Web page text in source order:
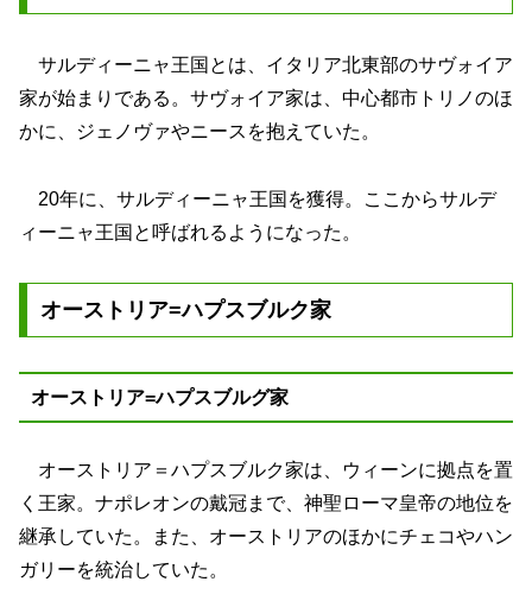
サルディーニャ王国とは、イタリア北東部のサヴォイア
家が始まりである。サヴォイア家は、中心都市トリノのほ
かに、ジェノヴァやニースを抱えていた。
20年に、サルディーニャ王国を獲得。ここからサルデ
ィーニャ王国と呼ばれるようになった。
オーストリア=ハプスブルク家
オーストリア=ハプスブルグ家
オーストリア＝ハプスブルク家は、ウィーンに拠点を置
く王家。ナポレオンの戴冠まで、神聖ローマ皇帝の地位を
継承していた。また、オーストリアのほかにチェコやハン
ガリーを統治していた。